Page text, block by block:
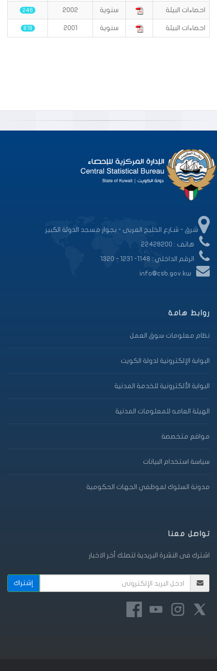
احصاءات البيئة سنوية 2002
246
احصاءات البيئة سنوية 2001
818
شرق - شـارع الخليج العربى - بجوار مسجد الدولة الكبير
هاتف : 22428200
الرقم الداخلي : 1148- 1231 - 1320
info@csb.gov.kw
روابط هامة
نظام معلومات سوق العمل
البوابة الإلكترونية لدولة الكويت
البوابة الألكترونية للخدمة المدنية
الهيئة العامه للمعلومات المدنية
مواقع متخصصة
سياسة استخدام البيانات
مدونة السلوك لموظفي الجهات الحكومية
تواصل معنا
اشترك فى النشرة البريدية لتصلك أخر الاخبار